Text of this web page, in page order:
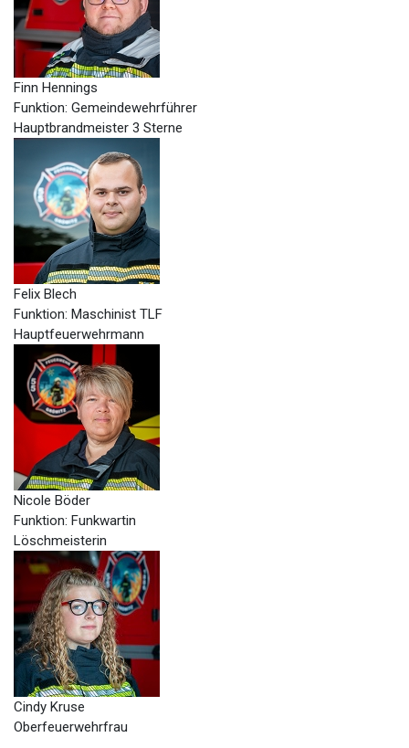
Finn Hennings
Funktion: Gemeindewehrführer
Hauptbrandmeister 3 Sterne
Felix Blech
Funktion: Maschinist TLF
Hauptfeuerwehrmann
Nicole Böder
Funktion: Funkwartin
Löschmeisterin
Cindy Kruse
Oberfeuerwehrfrau